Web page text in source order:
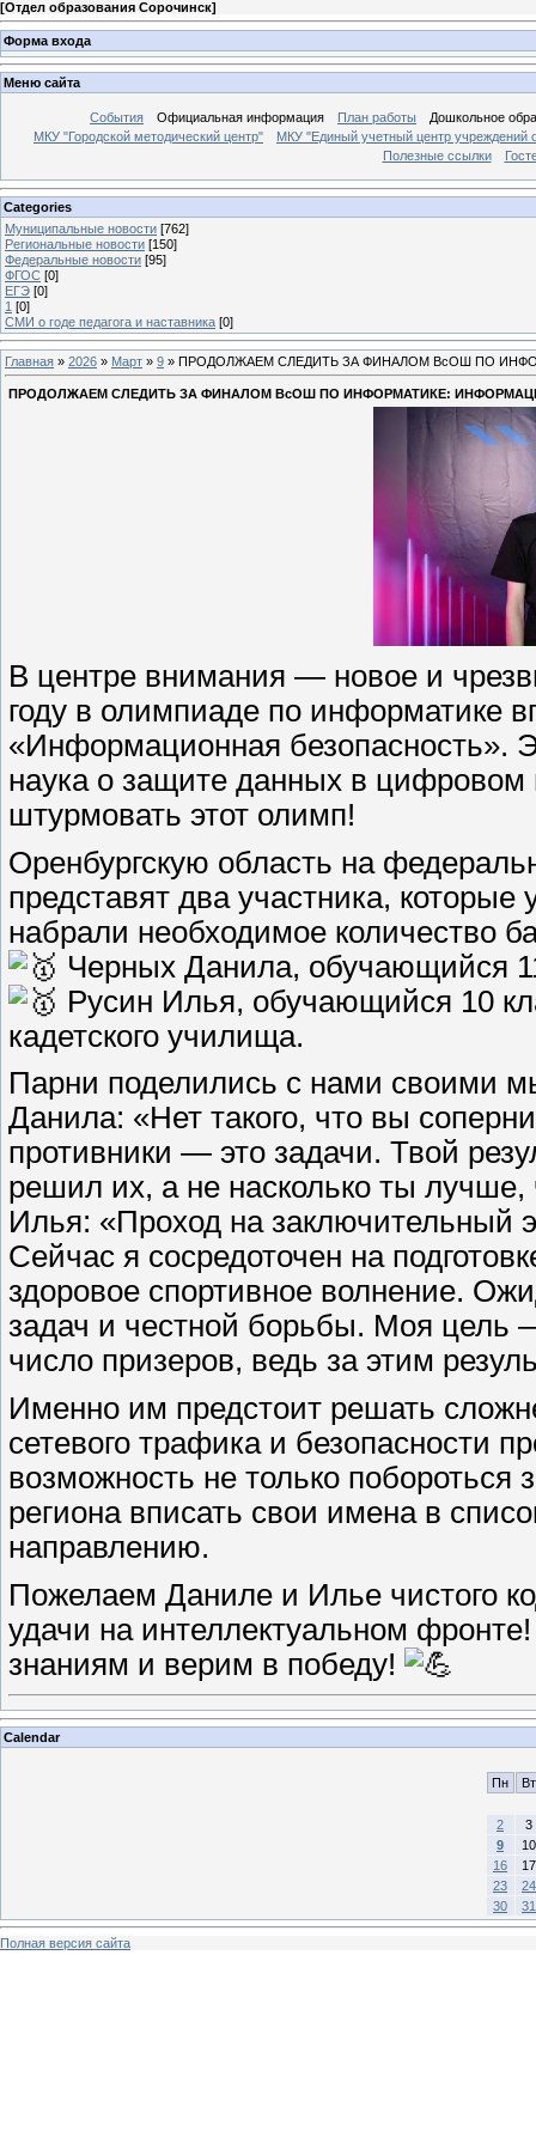
[Отдел образования Сорочинск]
Форма входа
Меню сайта
События Официальная информация План работы
Дошкольное
МКУ "Городской методический центр"
МКУ "Единый учетный центр учреждений
Полезные ссылки
Categories
Муниципальные новости [762]
Региональные новости [150]
Федеральные новости [95]
ФГОС [0]
ЕГЭ [0]
1 [0]
СМИ о годе педагога и наставника [0]
Главная » 2026 » Март » 9 » ПРОДОЛЖАЕМ СЛЕДИТЬ ЗА ФИНАЛОМ ВсОШ ПО
ПРОДОЛЖАЕМ СЛЕДИТЬ ЗА ФИНАЛОМ ВсОШ ПО ИНФОРМАТИКЕ:
В центре внимания — новое и
году в олимпиаде по информатике
«Информационная безопасность».
наука о защите данных в
штурмовать этот олимп!
Оренбургскую область на
представят два участника,
набрали необходимое количество
Черных Данила, обучающийся
Русин Илья, обучающийся 10
кадетского училища.
Парни поделились с нами своими
Данила: «Нет такого, что вы
противники — это задачи. Твой
решил их, а не насколько ты
Илья: «Проход на заключительный
Сейчас я сосредоточен на
здоровое спортивное волнение.
задач и честной борьбы. Моя цель
число призеров, ведь за этим
Именно им предстоит решать
сетевого трафика и безопасности
возможность не только
региона вписать свои имена в
направлению.
Пожелаем Даниле и Илье чистого
удачи на интеллектуальном
знаниям и верим в победу!
Calendar
Пн Вт
2
3
9
10
16
17
23
24
30
31
Полная версия сайта